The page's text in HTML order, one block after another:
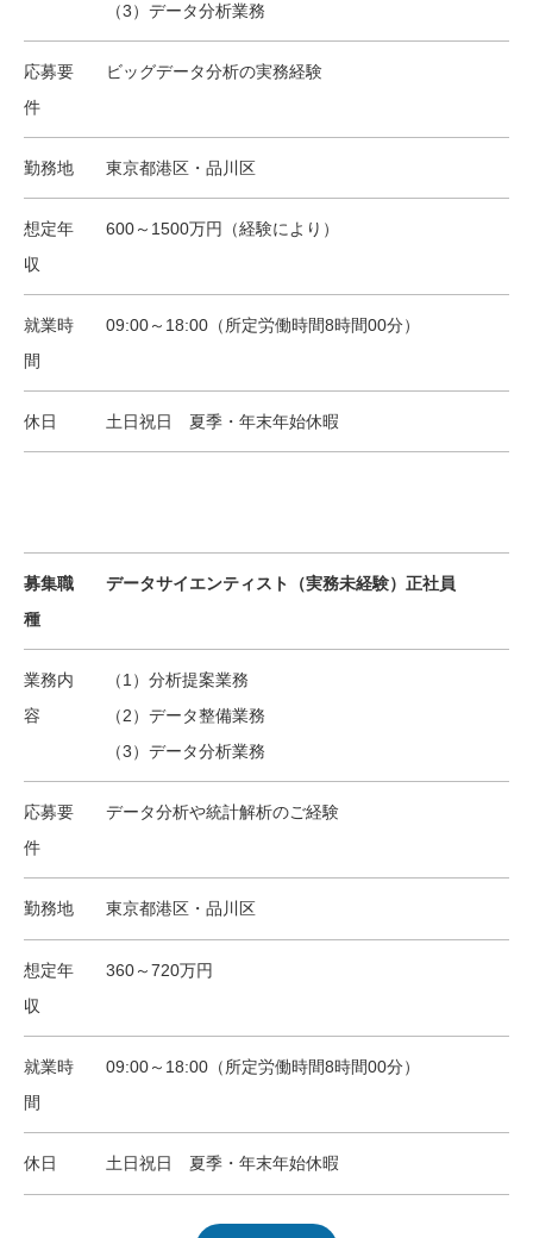
（3）データ分析業務
応募要
件
ビッグデータ分析の実務経験
勤務地 東京都港区・品川区
想定年
収
600～1500万円（経験により）
就業時
間
09:00～18:00（所定労働時間8時間00分）
休日 土日祝日 夏季・年末年始休暇
募集職
種
データサイエンティスト（実務未経験）正社員
業務内
容
（1）分析提案業務
（2）データ整備業務
（3）データ分析業務
応募要
件
データ分析や統計解析のご経験
勤務地 東京都港区・品川区
想定年
収
360～720万円
就業時
間
09:00～18:00（所定労働時間8時間00分）
休日 土日祝日 夏季・年末年始休暇